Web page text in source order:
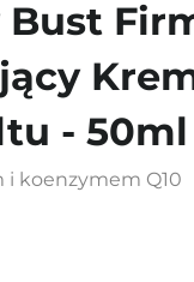
Bust
- 50ml
koenzymem Q10